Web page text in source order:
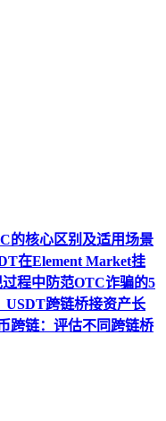
的核心区别及适用场景
在Element Market挂
程中防范OTC诈骗的5
USDT跨链桥接资产长
跨链：评估不同跨链桥